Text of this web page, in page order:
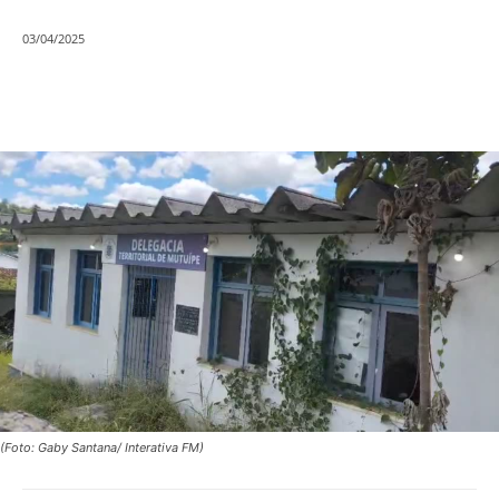
03/04/2025
(Foto: Gaby Santana/ Interativa FM)